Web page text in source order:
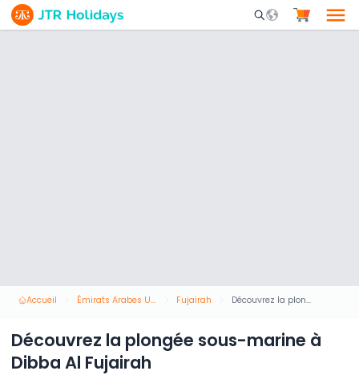
Mobile Search
Accueil Émirats Arabes Unis Fujairah Découvrez la plongée sous-marine à Dibba Al Fujairah
Découvrez la plongée sous-marine à
Dibba Al Fujairah